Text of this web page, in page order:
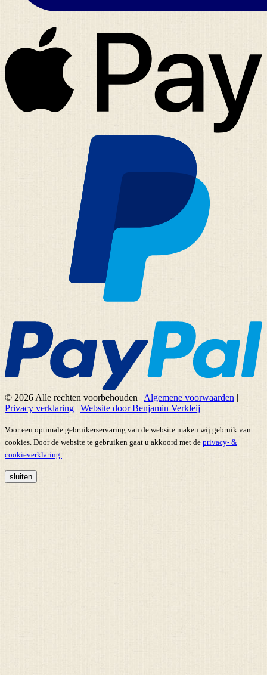
© 2026 Alle rechten voorbehouden | Algemene voorwaarden |
Privacy verklaring | Website door Benjamin Verkleij
Voor een optimale gebruikerservaring van de website maken wij gebruik van
cookies. Door de website te gebruiken gaat u akkoord met de privacy- &
cookieverklaring.
sluiten